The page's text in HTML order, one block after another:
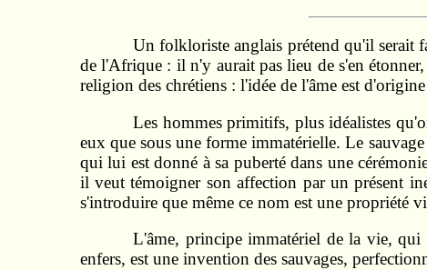
Un folkloriste anglais prétend qu'il serait
de l'Afrique : il n'y aurait pas lieu de s'en
religion des chrétiens : l'idée de l'âme est d'origine
Les hommes primitifs, plus idéalistes
eux que sous une forme im­matérielle. Le
qui lui est donné à sa puberté dans une
il veut témoigner son affection par un présent
s'introduire que même ce nom est une propriété
L'âme, principe immatériel de la vie, qui
enfers, est une invention des sauvages,